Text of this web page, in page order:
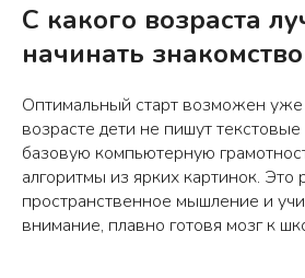
С какого возраста
начинать
Оптимальный старт возможен уже
возрасте дети не пишут
базовую компьютерную
алгоритмы из ярких картинок. Это
пространственное мышление и
внимание, плавно готовя мозг к